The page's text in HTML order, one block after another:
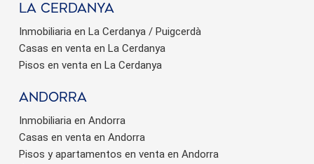
La Cerdanya
Inmobiliaria en La Cerdanya / Puigcerdà
Casas en venta en La Cerdanya
Pisos en venta en La Cerdanya
Andorra
Inmobiliaria en Andorra
Casas en venta en Andorra
Pisos y apartamentos en venta en Andorra